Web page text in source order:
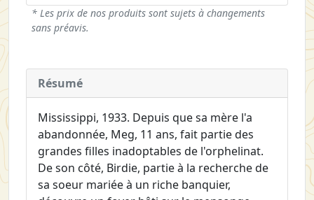
* Les prix de nos produits sont sujets à changements
sans préavis.
Résumé
Mississippi, 1933. Depuis que sa mère l'a
abandonnée, Meg, 11 ans, fait partie des
grandes filles inadoptables de l'orphelinat.
De son côté, Birdie, partie à la recherche de
sa soeur mariée à un riche banquier,